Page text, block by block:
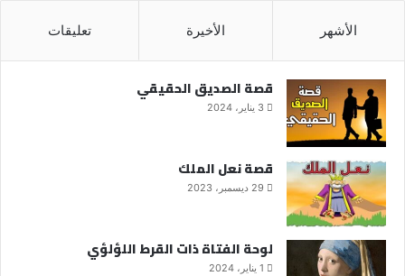
الأشهر الأخيرة تعليقات
قصة الصديق الحقيقي
3 يناير، 2024
قصة نعل الملك
29 ديسمبر، 2023
لوحة الفتاة ذات القرط اللؤلؤي
1 يناير، 2024